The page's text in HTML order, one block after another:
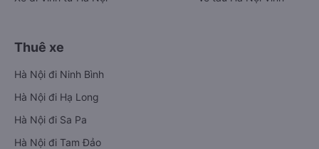
Thuê xe
Hà Nội đi Ninh Bình
Hà Nội đi Hạ Long
Hà Nội đi Sa Pa
Hà Nội đi Tam Đảo